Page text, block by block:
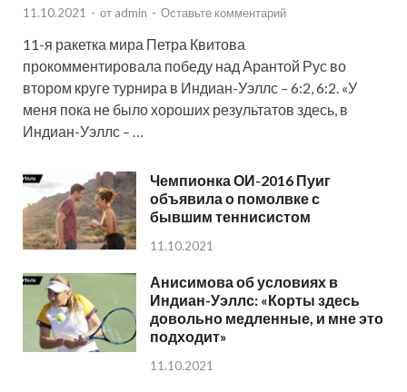
11.10.2021 - от admin - Оставьте комментарий
11-я ракетка мира Петра Квитова
прокомментировала победу над Арантой Рус во
втором круге турнира в Индиан-Уэллс – 6:2, 6:2. «У
меня пока не было хороших результатов здесь, в
Индиан-Уэллс – …
Чемпионка ОИ-2016 Пуиг
объявила о помолвке с
бывшим теннисистом
11.10.2021
Анисимова об условиях в
Индиан-Уэллс: «Корты здесь
довольно медленные, и мне это
подходит»
11.10.2021